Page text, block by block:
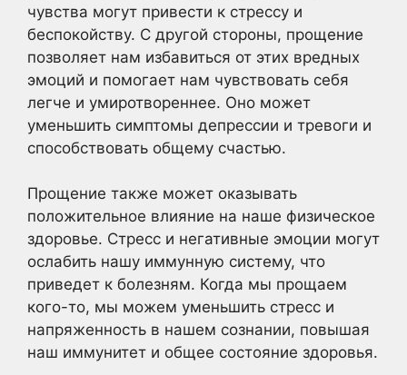
чувства могут привести к стрессу и
беспокойству. С другой стороны, прощение
позволяет нам избавиться от этих вредных
эмоций и помогает нам чувствовать себя
легче и умиротвореннее. Оно может
уменьшить симптомы депрессии и тревоги и
способствовать общему счастью.
Прощение также может оказывать
положительное влияние на наше физическое
здоровье. Стресс и негативные эмоции могут
ослабить нашу иммунную систему, что
приведет к болезням. Когда мы прощаем
кого-то, мы можем уменьшить стресс и
напряженность в нашем сознании, повышая
наш иммунитет и общее состояние здоровья.